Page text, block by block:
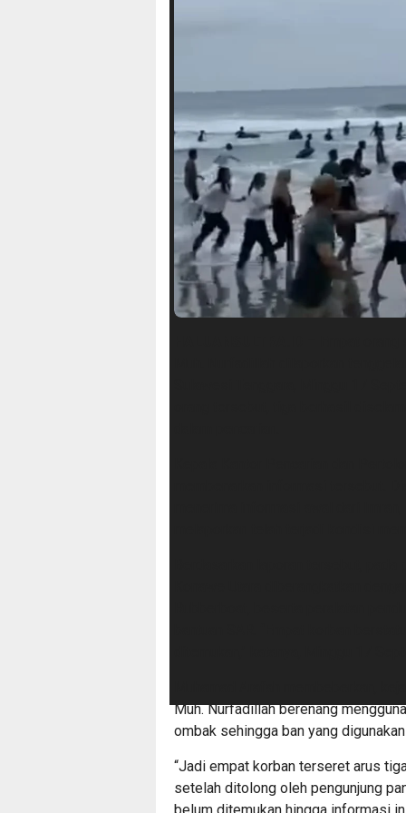
Muh. Nurfadillah berenang
ombak sehingga ban yang
“Jadi empat korban terseret arus
setelah ditolong oleh pengunjung